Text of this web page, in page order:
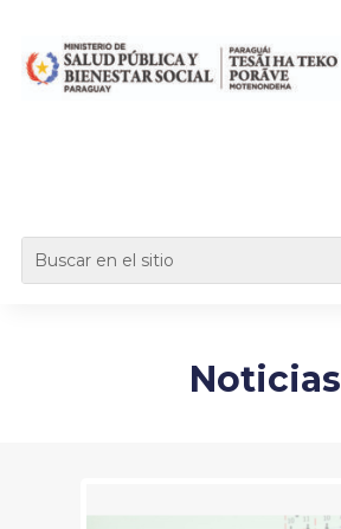
Noticias